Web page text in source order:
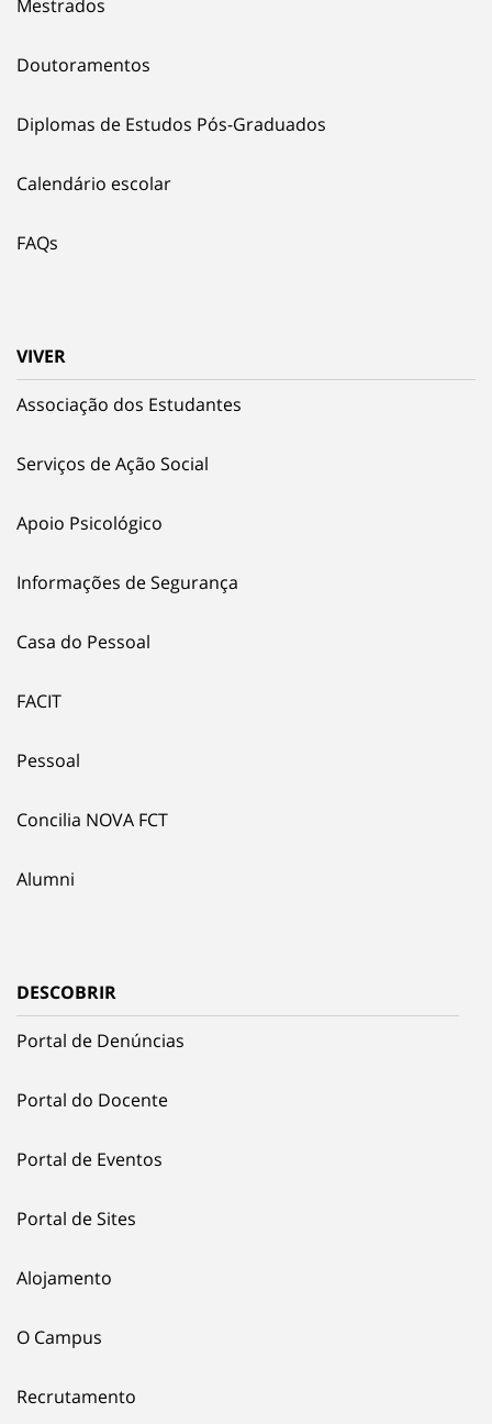
Mestrados
Doutoramentos
Diplomas de Estudos Pós-Graduados
Calendário escolar
FAQs
VIVER
Associação dos Estudantes
Serviços de Ação Social
Apoio Psicológico
Informações de Segurança
Casa do Pessoal
FACIT
Pessoal
Concilia NOVA FCT
Alumni
DESCOBRIR
Portal de Denúncias
Portal do Docente
Portal de Eventos
Portal de Sites
Alojamento
O Campus
Recrutamento